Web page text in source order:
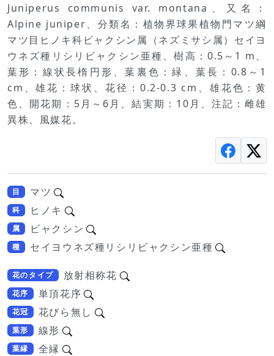
Juniperus communis var. montana、又名：
Alpine juniper、分類名：植物界球果植物門マツ綱
マツ目ヒノキ科ビャクシン属（ネズミサシ属）セイヨ
ウネズ種リシリビャクシン亜種、樹高：0.5～1 m、
葉形：線状長楕円形、葉裏色：緑、葉長：0.8～1
cm、雄花：球状、花径：0.2-0.3 cm、雄花色：黄
色、開花期：5月～6月、結実期：10月、注記：雌雄
異株、風媒花。
目 マツ
科 ヒノキ
属 ビャクシン
種 セイヨウネズ種リシリビャクシン亜種
花のタイプ 放射相称花
花序 単頂花序
花冠 花びら無し
葉形 線形
葉縁 全縁